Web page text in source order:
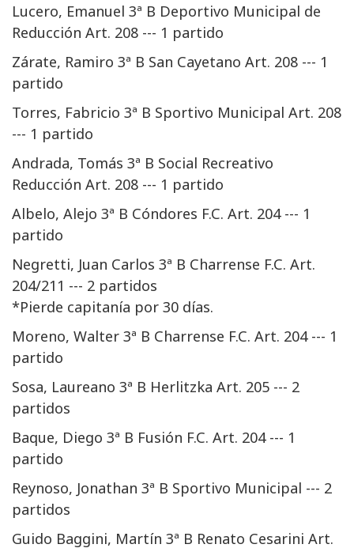
Lucero, Emanuel 3ª B Deportivo Municipal de
Reducción Art. 208 --- 1 partido
Zárate, Ramiro 3ª B San Cayetano Art. 208 --- 1
partido
Torres, Fabricio 3ª B Sportivo Municipal Art. 208
--- 1 partido
Andrada, Tomás 3ª B Social Recreativo
Reducción Art. 208 --- 1 partido
Albelo, Alejo 3ª B Cóndores F.C. Art. 204 --- 1
partido
Negretti, Juan Carlos 3ª B Charrense F.C. Art.
204/211 --- 2 partidos
*Pierde capitanía por 30 días.
Moreno, Walter 3ª B Charrense F.C. Art. 204 --- 1
partido
Sosa, Laureano 3ª B Herlitzka Art. 205 --- 2
partidos
Baque, Diego 3ª B Fusión F.C. Art. 204 --- 1
partido
Reynoso, Jonathan 3ª B Sportivo Municipal --- 2
partidos
Guido Baggini, Martín 3ª B Renato Cesarini Art.